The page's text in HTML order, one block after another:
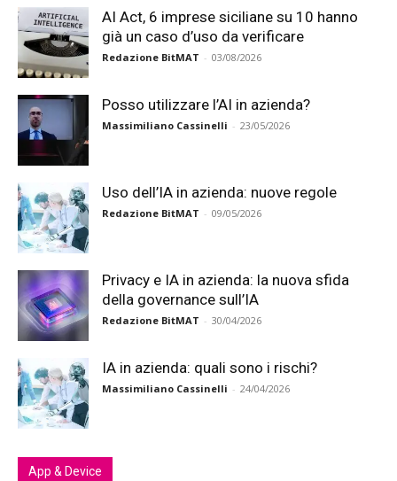
AI Act, 6 imprese siciliane su 10 hanno
già un caso d’uso da verificare
Redazione BitMAT - 03/08/2026
Posso utilizzare l’AI in azienda?
Massimiliano Cassinelli - 23/05/2026
Uso dell’IA in azienda: nuove regole
Redazione BitMAT - 09/05/2026
Privacy e IA in azienda: la nuova sfida
della governance sull’IA
Redazione BitMAT - 30/04/2026
IA in azienda: quali sono i rischi?
Massimiliano Cassinelli - 24/04/2026
App & Device